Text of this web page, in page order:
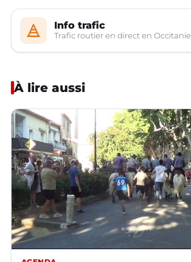
Info trafic
Trafic routier en direct en Occitanie
À lire aussi